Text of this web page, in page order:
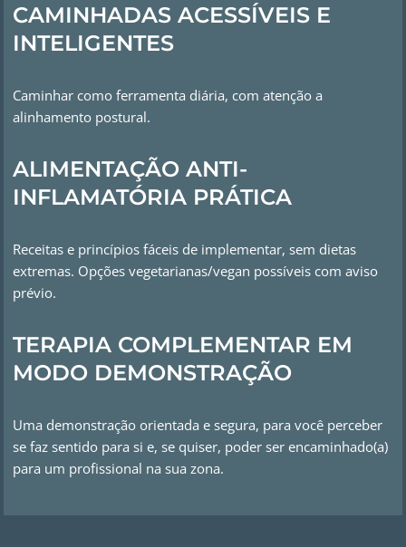
CAMINHADAS ACESSÍVEIS E
INTELIGENTES
Caminhar como ferramenta diária, com atenção a
alinhamento postural.
ALIMENTAÇÃO ANTI-
INFLAMATÓRIA PRÁTICA
Receitas e princípios fáceis de implementar, sem dietas
extremas. Opções vegetarianas/vegan possíveis com aviso
prévio.
TERAPIA COMPLEMENTAR EM
MODO DEMONSTRAÇÃO
Uma demonstração orientada e segura, para você perceber
se faz sentido para si e, se quiser, poder ser encaminhado(a)
para um profissional na sua zona.